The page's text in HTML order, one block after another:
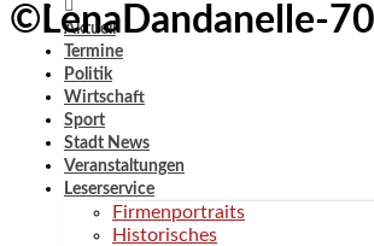
Aktuell
Termine
Politik
Wirtschaft
Sport
Stadt News
Veranstaltungen
Leserservice
Firmenportraits
Historisches
©LenaDandanelle-70